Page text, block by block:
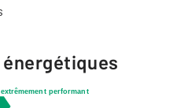
extrêmement performant